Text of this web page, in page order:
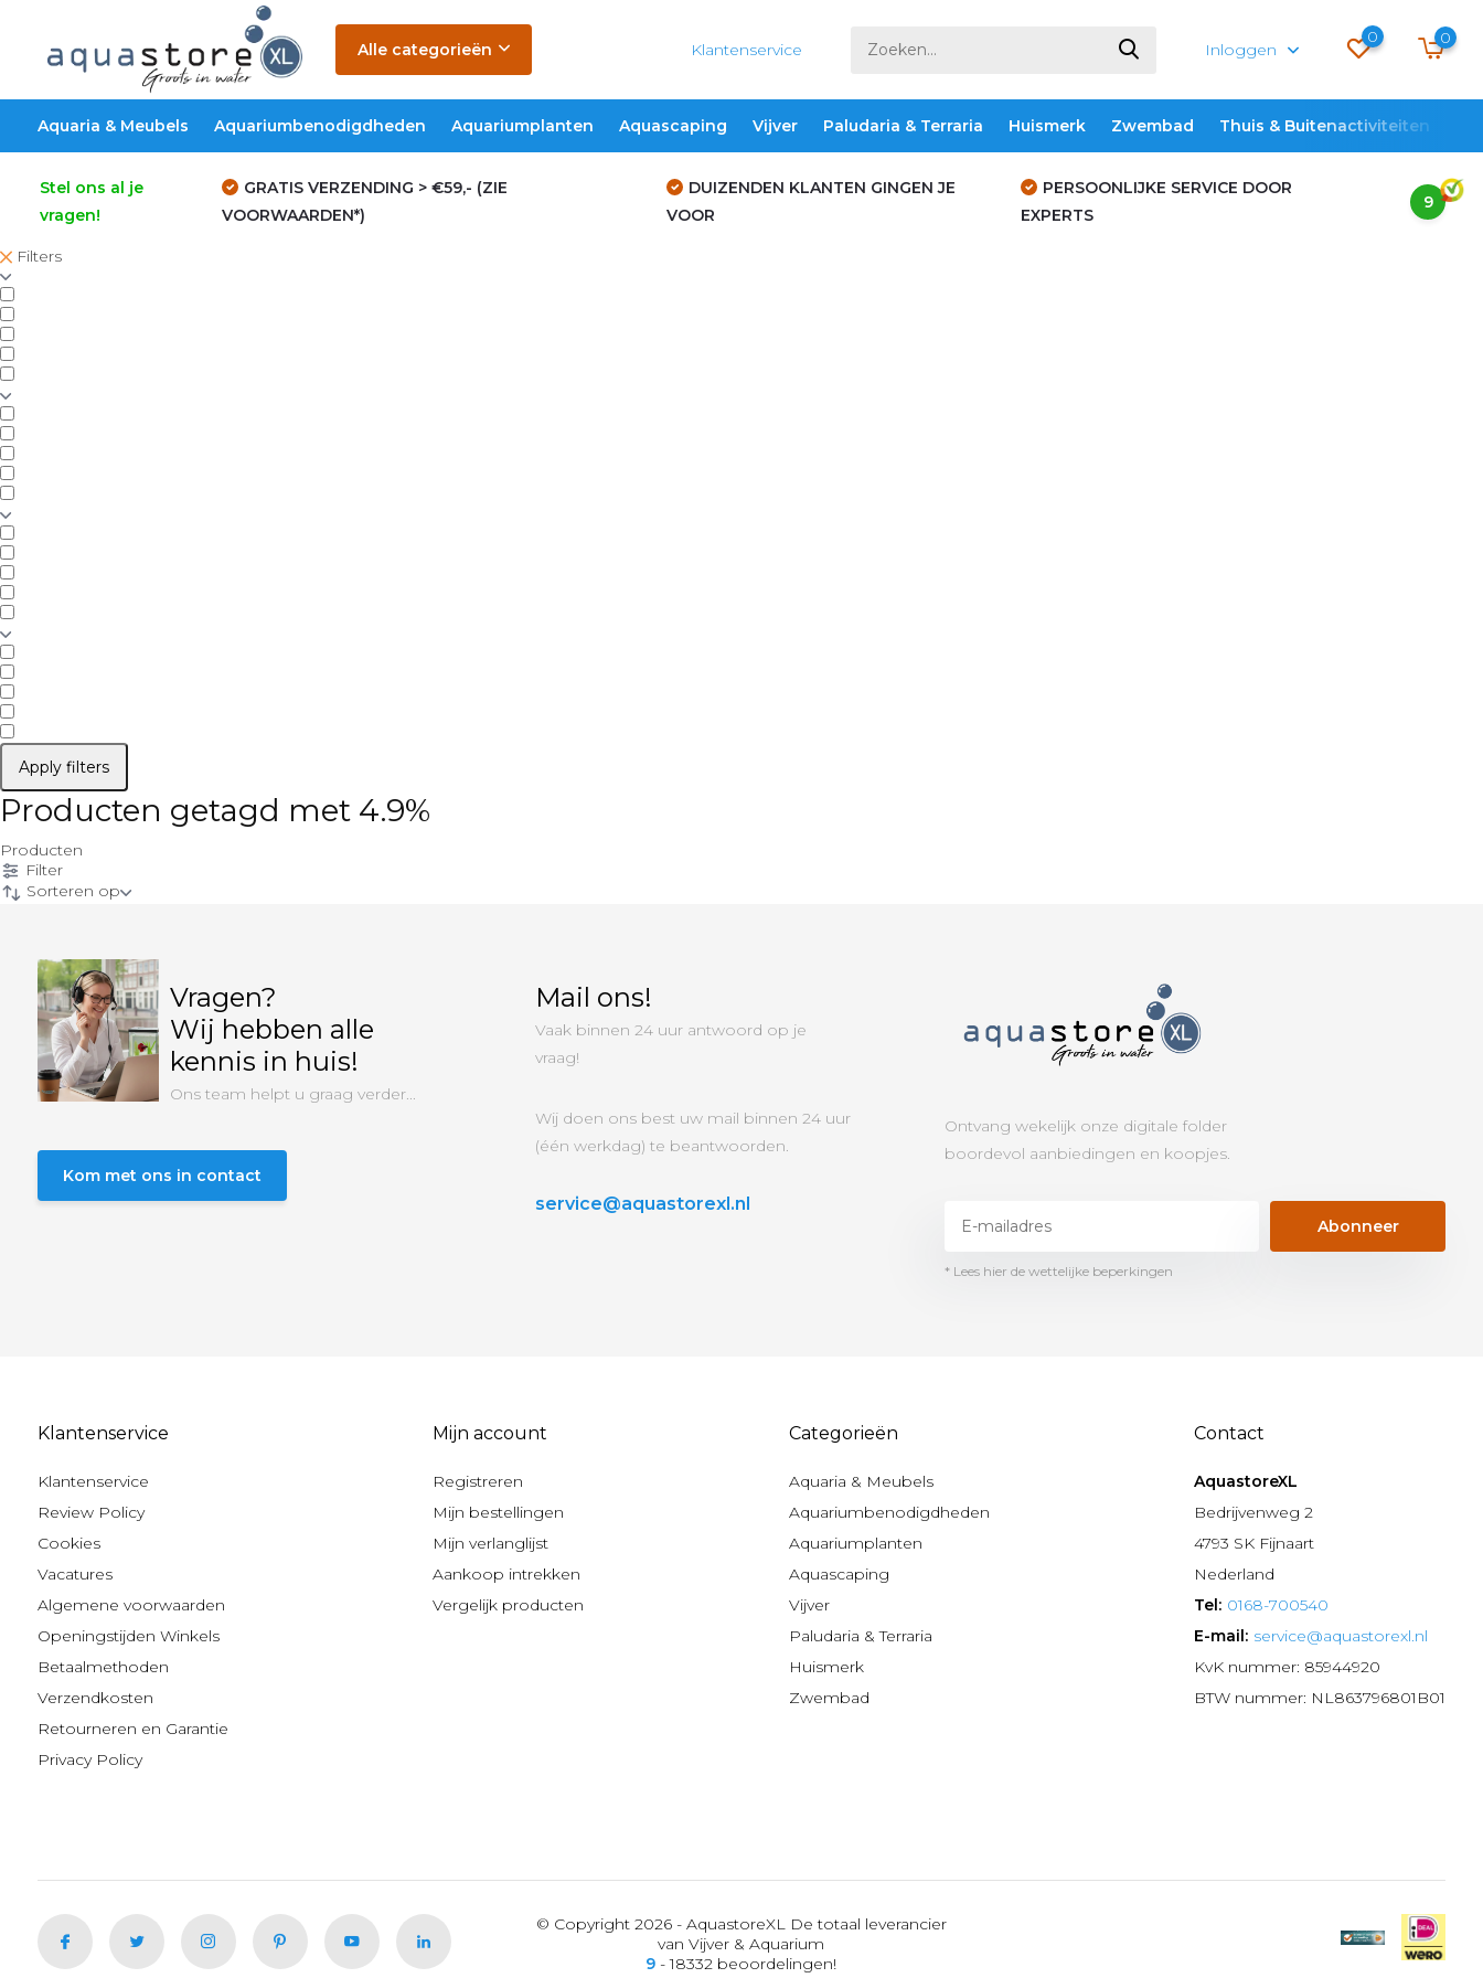
Alle categorieën Klantenservice Inloggen
0 0
Aquaria & Meubels Aquariumbenodigdheden Aquariumplanten Aquascaping Vijver Paludaria & Terraria Huismerk Zwembad Thuis & Buitenactiviteiten
Stel ons al je
vragen!
GRATIS VERZENDING > €59,- (ZIE
VOORWAARDEN*)
DUIZENDEN KLANTEN GINGEN JE
VOOR
PERSOONLIJKE SERVICE DOOR
EXPERTS
9
Filters
Apply filters
Producten getagd met 4.9%
Producten
Filter
Sorteren op
Vragen?
Wij hebben alle
kennis in huis!
Ons team helpt u graag verder...
Kom met ons in contact
Mail ons!
Vaak binnen 24 uur antwoord op je
vraag!
Wij doen ons best uw mail binnen 24 uur
(één werkdag) te beantwoorden.
service@aquastorexl.nl
Ontvang wekelijk onze digitale folder
boordevol aanbiedingen en koopjes.
Abonneer
* Lees hier de wettelijke beperkingen
Klantenservice
Klantenservice
Review Policy
Cookies
Vacatures
Algemene voorwaarden
Openingstijden Winkels
Betaalmethoden
Verzendkosten
Retourneren en Garantie
Privacy Policy
Mijn account
Registreren
Mijn bestellingen
Mijn verlanglijst
Aankoop intrekken
Vergelijk producten
Categorieën
Aquaria & Meubels
Aquariumbenodigdheden
Aquariumplanten
Aquascaping
Vijver
Paludaria & Terraria
Huismerk
Zwembad
Contact
AquastoreXL
Bedrijvenweg 2
4793 SK Fijnaart
Nederland
Tel: 0168-700540
E-mail: service@aquastorexl.nl
KvK nummer: 85944920
BTW nummer: NL863796801B01
© Copyright 2026 - AquastoreXL De totaal leverancier
van Vijver & Aquarium
9 - 18332 beoordelingen!